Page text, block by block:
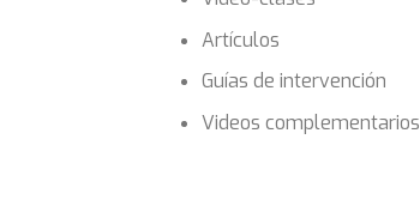
Artículos
Guías de intervención
Videos complementarios